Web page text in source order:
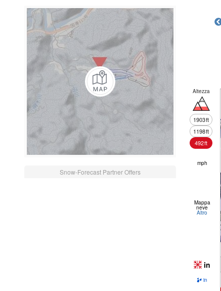
Snow-Forecast Partner Offers
Altezza
1903ft
1198ft
492ft
mph
Mappa
neve
Altro
in
in